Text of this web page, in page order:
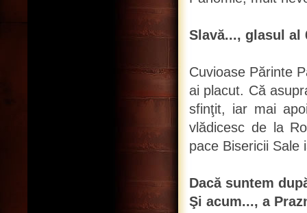
Slavă..., glasul al
Cuvioase Părinte
ai placut. Că
sfinţit, iar mai
vlădicesc de la
pace Bisericii Sale
Dacă suntem
Şi acum..., a